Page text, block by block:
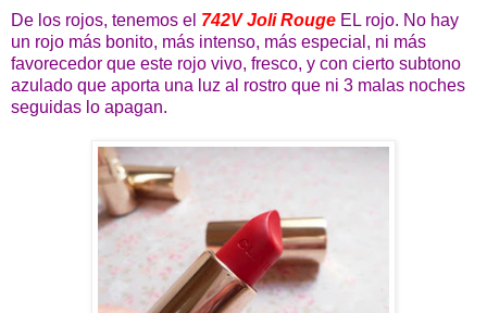
De los rojos, tenemos el 742V Joli Rouge EL rojo. No hay
un rojo más bonito, más intenso, más especial, ni más
favorecedor que este rojo vivo, fresco, y con cierto subtono
azulado que aporta una luz al rostro que ni 3 malas noches
seguidas lo apagan.